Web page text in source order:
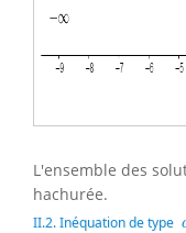
L'ensemble des
hachurée.
II.2. Inéquation de type